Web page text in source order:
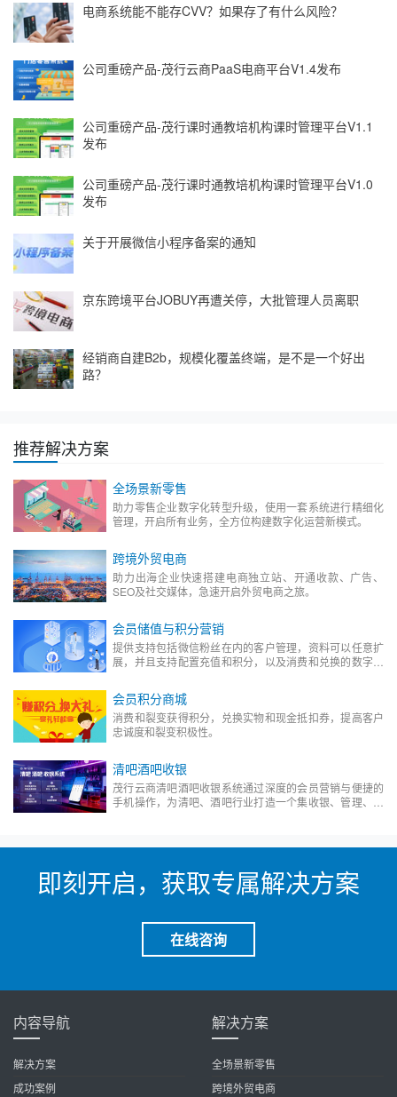
电商系统能不能存CVV？如果存了有什么风险？
公司重磅产品-茂行云商PaaS电商平台V1.4发布
公司重磅产品-茂行课时通教培机构课时管理平台V1.1
发布
公司重磅产品-茂行课时通教培机构课时管理平台V1.0
发布
关于开展微信小程序备案的通知
京东跨境平台JOBUY再遭关停，大批管理人员离职
经销商自建B2b，规模化覆盖终端，是不是一个好出
路？
推荐解决方案
全场景新零售
助力零售企业数字化转型升级，使用一套系统进行精细化
管理，开启所有业务，全方位构建数字化运营新模式。
跨境外贸电商
助力出海企业快速搭建电商独立站、开通收款、广告、
SEO及社交媒体，急速开启外贸电商之旅。
会员储值与积分营销
提供支持包括微信粉丝在内的客户管理，资料可以任意扩
展，并且支持配置充值和积分，以及消费和兑换的数字化
会员积分商城
消费和裂变获得积分，兑换实物和现金抵扣券，提高客户
忠诚度和裂变积极性。
清吧酒吧收银
茂行云商清吧酒吧收银系统通过深度的会员营销与便捷的
手机操作，为清吧、酒吧行业打造一个集收银、管理、营
即刻开启，获取专属解决方案
在线咨询
内容导航
解决方案
成功案例
解决方案
全场景新零售
跨境外贸电商